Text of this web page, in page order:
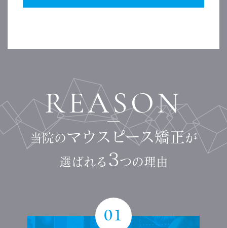
REASON
当院のマウスピース矯正が
選ばれる 3つの理由
01